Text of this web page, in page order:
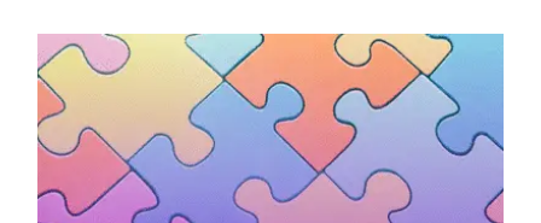
Présentation du livre Le syndrome du
nid vide chez Bamboo Edition